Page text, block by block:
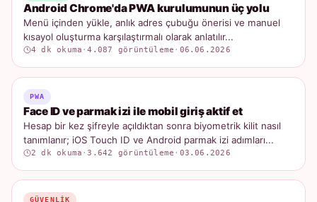
Android Chrome'da PWA kurulumunun üç yolu
Menü içinden yükle, anlık adres çubuğu önerisi ve manuel
kısayol oluşturma karşılaştırmalı olarak anlatılır...
4 dk okuma ·4.087 görüntüleme · 06.06.2026
PWA
Face ID ve parmak izi ile mobil giriş aktif et
Hesap bir kez şifreyle açıldıktan sonra biyometrik kilit nasıl
tanımlanır; iOS Touch ID ve Android parmak izi adımları...
2 dk okuma ·3.642 görüntüleme · 03.06.2026
GÜVENLIK